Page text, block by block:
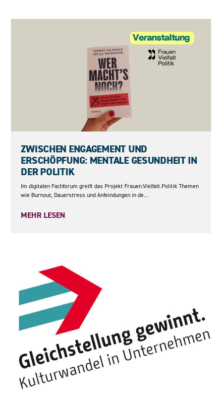
ZWISCHEN ENGAGEMENT UND
ERSCHÖPFUNG: MENTALE GESUNDHEIT IN
DER POLITIK
Im digitalen Fachforum greift das Projekt Frauen.Vielfalt.Politik Themen
wie Burnout, Dauerstress und Anfeindungen in de...
MEHR LESEN